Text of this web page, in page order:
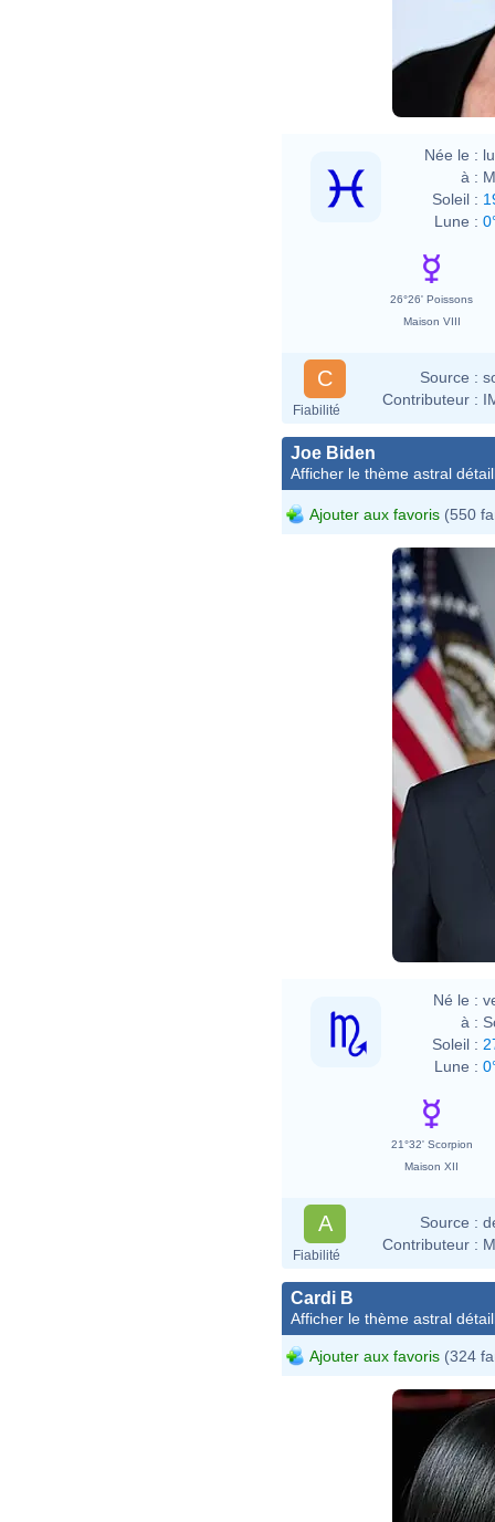
Née le :
à :
Soleil :
Lune :
26°26' Poissons
Maison VIII
C
Fiabilité
Source :
Contributeur :
Joe Biden
Afficher le thème astral
Ajouter aux favoris (550
Né le :
à :
Soleil :
Lune :
21°32' Scorpion
Maison XII
A
Fiabilité
Source :
Contributeur :
Cardi B
Afficher le thème astral
Ajouter aux favoris (324